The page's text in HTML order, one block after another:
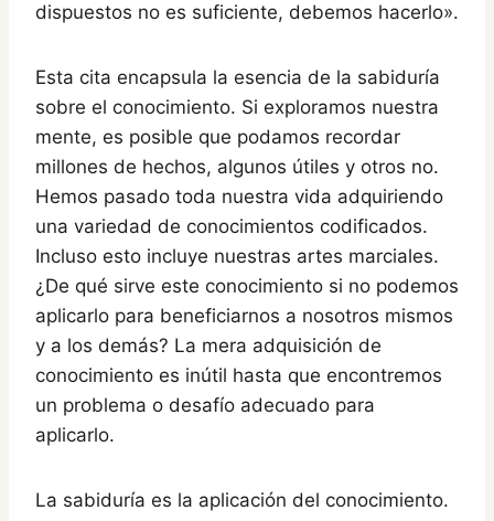
dispuestos no es suficiente, debemos hacerlo».
Esta cita encapsula la esencia de la sabiduría
sobre el conocimiento. Si exploramos nuestra
mente, es posible que podamos recordar
millones de hechos, algunos útiles y otros no.
Hemos pasado toda nuestra vida adquiriendo
una variedad de conocimientos codificados.
Incluso esto incluye nuestras artes marciales.
¿De qué sirve este conocimiento si no podemos
aplicarlo para beneficiarnos a nosotros mismos
y a los demás? La mera adquisición de
conocimiento es inútil hasta que encontremos
un problema o desafío adecuado para
aplicarlo.
La sabiduría es la aplicación del conocimiento.